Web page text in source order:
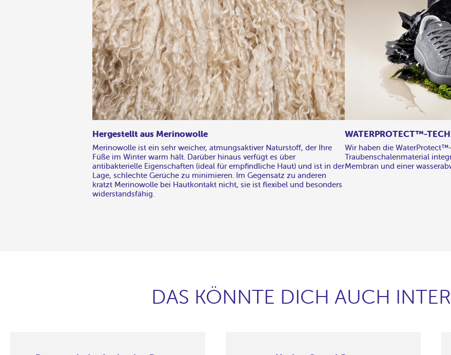
Hergestellt aus Merinowolle
Merinowolle ist ein sehr weicher, atmungsaktiver Naturstoff, der Ihre
Füße im Winter warm hält. Darüber hinaus verfügt es über
antibakterielle Eigenschaften (ideal für empfindliche Haut) und ist in der
Lage, schlechte Gerüche zu minimieren. Im Gegensatz zu anderen
kratzt Merinowolle bei Hautkontakt nicht, sie ist flexibel und besonders
widerstandsfähig.
WATERPROTECT™-
Wir haben die
Traubenschalenmaterial
Membran und einer
DAS KÖNNTE DICH AUCH